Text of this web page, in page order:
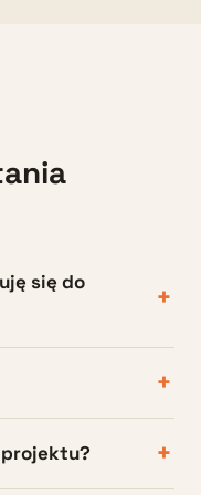
się do
+
na starcie mówimy+
analizy rentowności+